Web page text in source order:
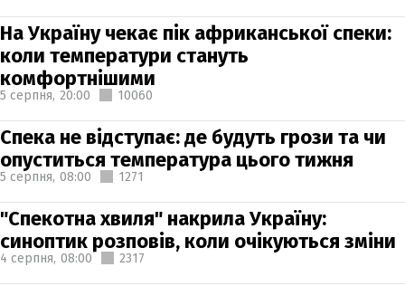
На Україну чекає пік африканської спеки:
коли температури стануть
комфортнішими
5 серпня, 20:00 10060
Спека не відступає: де будуть грози та чи
опуститься температура цього тижня
5 серпня, 08:00 1271
"Спекотна хвиля" накрила Україну:
синоптик розповів, коли очікуються зміни
4 серпня, 08:00 2317